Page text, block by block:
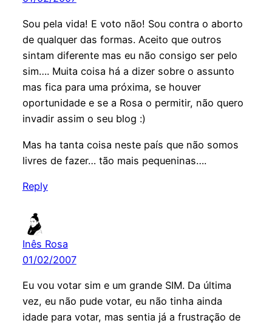
Sou pela vida! E voto não! Sou contra o aborto
de qualquer das formas. Aceito que outros
sintam diferente mas eu não consigo ser pelo
sim…. Muita coisa há a dizer sobre o assunto
mas fica para uma próxima, se houver
oportunidade e se a Rosa o permitir, não quero
invadir assim o seu blog :)
Mas ha tanta coisa neste país que não somos
livres de fazer… tão mais pequeninas….
Reply
Inês Rosa
01/02/2007
Eu vou votar sim e um grande SIM. Da última
vez, eu não pude votar, eu não tinha ainda
idade para votar, mas sentia já a frustração de